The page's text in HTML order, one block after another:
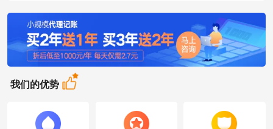
我们的优势